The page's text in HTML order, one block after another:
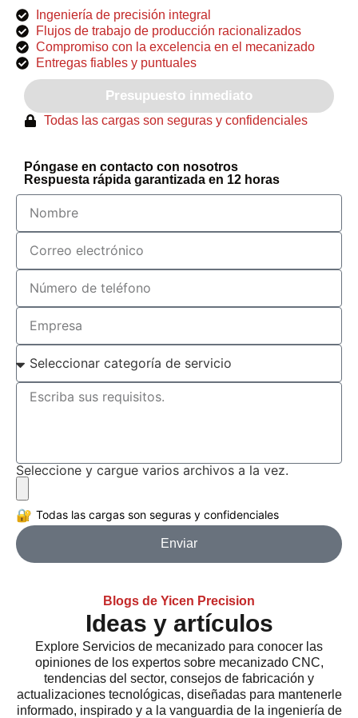
Ingeniería de precisión integral
Flujos de trabajo de producción racionalizados
Compromiso con la excelencia en el mecanizado
Entregas fiables y puntuales
Presupuesto inmediato
Todas las cargas son seguras y confidenciales
Póngase en contacto con nosotros
Respuesta rápida garantizada en 12 horas
Seleccione y cargue varios archivos a la vez.
🔐 Todas las cargas son seguras y confidenciales
Enviar
Blogs de Yicen Precision
Ideas y artículos
Explore Servicios de mecanizado para conocer las
opiniones de los expertos sobre mecanizado CNC,
tendencias del sector, consejos de fabricación y
actualizaciones tecnológicas, diseñadas para mantenerle
informado, inspirado y a la vanguardia de la ingeniería de